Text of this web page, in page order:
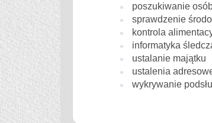
poszukiwanie
sprawdzenie
kontrola
informatyka
ustalanie majątku
ustalenia
wykrywanie